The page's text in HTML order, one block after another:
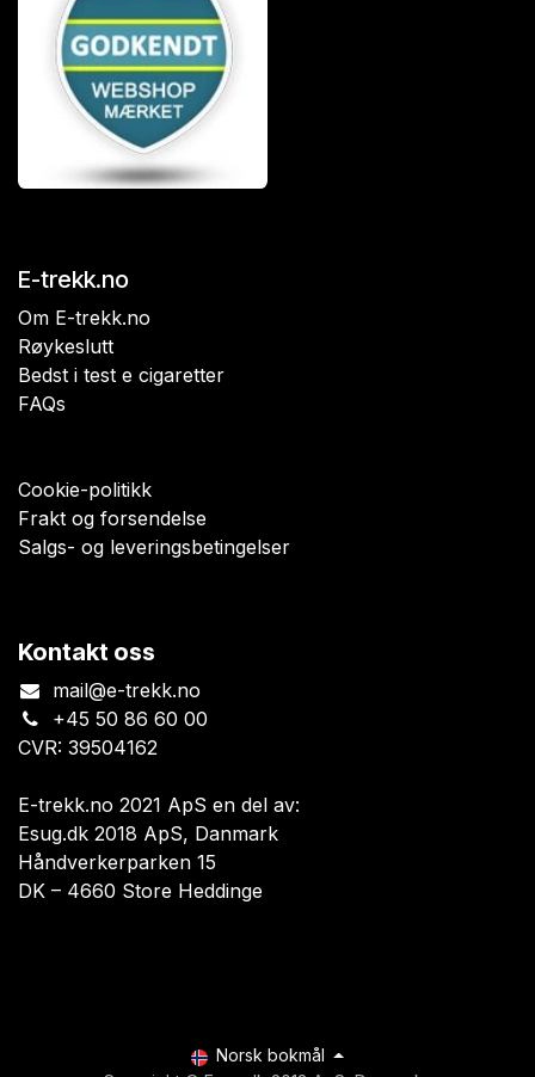
E-trekk.no
Om E-trekk.no
Røykeslutt
Bedst i test e cigaretter
FAQs
Cookie-politikk
Frakt og forsendelse
Salgs- og leveringsbetingelser
Kontakt oss
mail@e-trekk.no
+45 50 86 60 00
CVR: 39504162
E-trekk.no 2021 ApS en del av:
Esug.dk 2018 ApS, Danmark
Håndverkerparken 15
DK – 4660 Store Heddinge
Norsk bokmål